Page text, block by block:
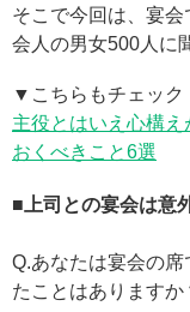
そこで今回は、宴
会人の男女500人に
▼こちらもチェック
主役とはいえ心構
おくべきこと6選
■上司との宴会は意
Q.あなたは宴会の
たことはありますか